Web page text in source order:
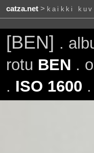
catza.net> kaikki
[BEN] .
rotu BEN .
. ISO 1600 .